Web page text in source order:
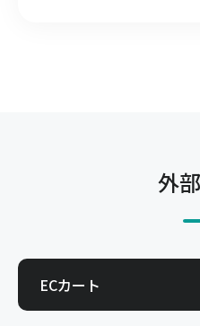
引を電子化できます。
得意先へキャムマックスの一
です。今までメールやFAX、
を電子化できます。
外